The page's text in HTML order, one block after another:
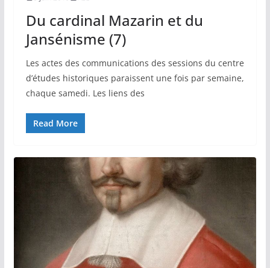
Du cardinal Mazarin et du
Jansénisme (7)
Les actes des communications des sessions du centre
d’études historiques paraissent une fois par semaine,
chaque samedi. Les liens des
Read More